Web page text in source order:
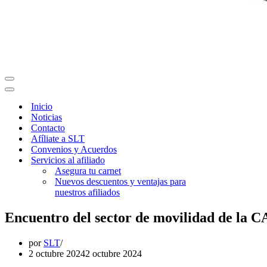
Menú
de
Menú
navegación
Inicio
Noticias
Contacto
Afíliate a SLT
Convenios y Acuerdos
Servicios al afiliado
Asegura tu carnet
Nuevos descuentos y ventajas para
nuestros afiliados
Encuentro del sector de movilidad de la
por SLT
2 octubre 20242 octubre 2024